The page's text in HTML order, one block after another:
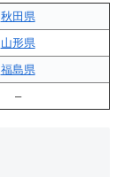
秋田県
山形県
福島県
–